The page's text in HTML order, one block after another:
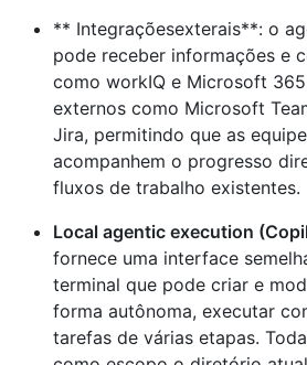
** Integraçõesexterais**: o
pode receber informações e
como workIQ e Microsoft
externos como Microsoft
Jira, permitindo que as
acompanhem o progresso
fluxos de trabalho existentes.
Local agentic execution
fornece uma interface
terminal que pode criar e
forma autônoma, executar
tarefas de várias etapas.